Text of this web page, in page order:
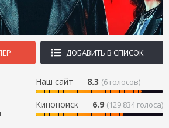
ДОБАВИТЬ В СПИСОК
Наш сайт 8.3 (6 голосов)
Кинопоиск 6.9 (129 834 голоса)